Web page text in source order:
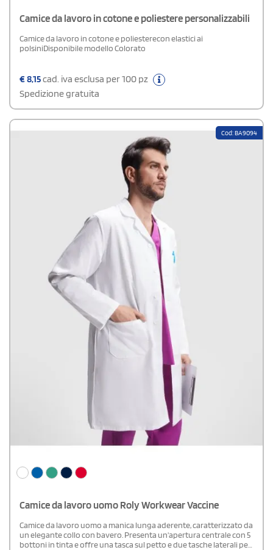
Camice da lavoro in cotone e poliestere personalizzabili
Camice da lavoro in cotone e poliesterecon elastici ai
polsiniDisponibile modello Colorato
€8,15cad. iva esclusa per 100 pz
Spedizione gratuita
Cod: BA9094
Camice da lavoro uomo Roly Workwear Vaccine
Camice da lavoro uomo a manica lunga aderente, caratterizzato da
un elegante collo con bavero. Presenta un'apertura centrale con 5
bottoni in tinta e offre una tasca sul petto e due tasche laterali per